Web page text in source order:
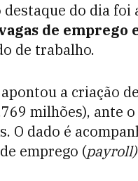
do dia foi
de emprego
de trabalho.
a criação
milhões), ante
O dado é
emprego (payroll)